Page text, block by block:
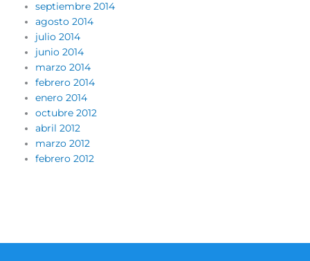
septiembre 2014
agosto 2014
julio 2014
junio 2014
marzo 2014
febrero 2014
enero 2014
octubre 2012
abril 2012
marzo 2012
febrero 2012